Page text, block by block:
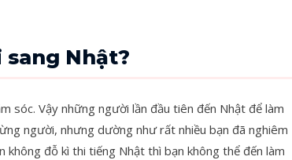
Nhật?
sóc. Vậy những người lần đầu tiên đến Nhật để làm
người, nhưng dường như rất nhiều bạn đã nghiêm
đỗ kì thi tiếng Nhật thì bạn không thể đến làm